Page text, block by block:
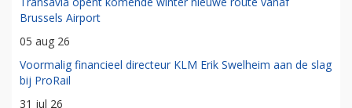
Brussels Airport
05 aug 26
Voormalig financieel directeur KLM Erik Swelheim aan de slag
bij ProRail
31 jul 26